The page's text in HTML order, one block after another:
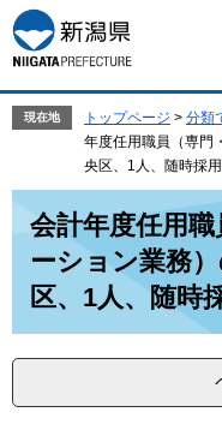
ー
ジ
の
す。
ニ
ュ
ー
し
現在地 トップページ > 分類
年度任用職員（専門
央区、1人、随時採用
会計年度任用
ーション業務
区、1人、随時